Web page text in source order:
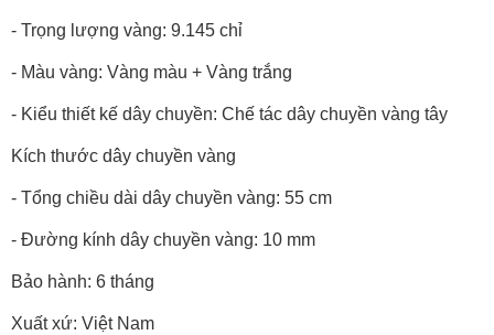
- Trọng lượng vàng: 9.145 chỉ
- Màu vàng: Vàng màu + Vàng trắng
- Kiểu thiết kế dây chuyền: Chế tác dây chuyền vàng tây
Kích thước dây chuyền vàng
- Tổng chiều dài dây chuyền vàng: 55 cm
- Đường kính dây chuyền vàng: 10 mm
Bảo hành: 6 tháng
Xuất xứ: Việt Nam